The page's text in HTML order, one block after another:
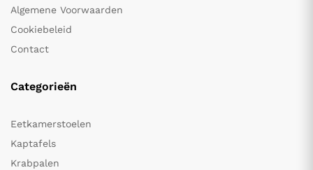
Algemene Voorwaarden
Cookiebeleid
Contact
Categorieën
Eetkamerstoelen
Kaptafels
Krabpalen